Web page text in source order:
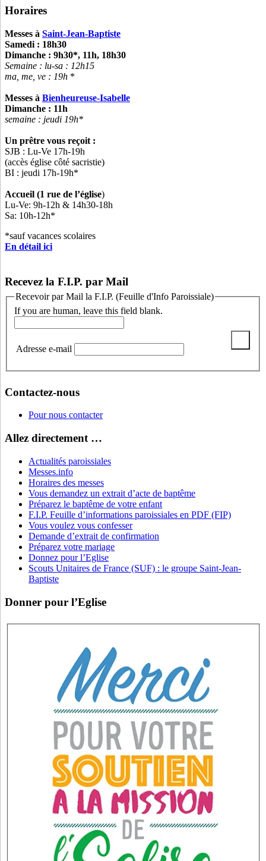
Horaires
Messes à Saint-Jean-Baptiste
Samedi : 18h30
Dimanche : 9h30*, 11h, 18h30
Semaine : lu-sa : 12h15
ma, me, ve : 19h *
Messes à Bienheureuse-Isabelle
Dimanche : 11h
semaine : jeudi 19h*
Un prêtre vous reçoit :
SJB : Lu-Ve 17h-19h
(accès église côté sacristie)
BI : jeudi 17h-19h*
Accueil (1 rue de l’église)
Lu-Ve: 9h-12h & 14h30-18h
Sa: 10h-12h*
*sauf vacances scolaires
En détail ici
Recevez la F.I.P. par Mail
Recevoir par Mail la F.I.P. (Feuille d'Info Paroissiale)
If you are human, leave this field blank.
Adresse e-mail
Contactez-nous
Pour nous contacter
Allez directement …
Actualités paroissiales
Messes.info
Horaires des messes
Vous demandez un extrait d’acte de baptême
Préparez le baptême de votre enfant
F.I.P. Feuille d’informations paroissiales en PDF (FIP)
Vous voulez vous confesser
Demande d’extrait de confirmation
Préparez votre mariage
Donnez pour l’Eglise
Scouts Unitaires de France (SUF) : le groupe Saint-Jean-
Baptiste
Donner pour l’Eglise